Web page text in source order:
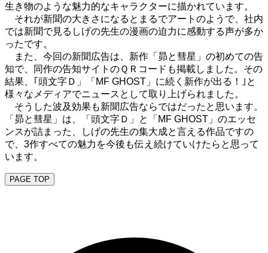
生き物のような魅力的なキャラクターに描かれています。
それが新聞の大きさになるとまるでアートのようで、社内
では新聞で見るしげの先生の漫画の迫力に感動する声が多か
ったです。
また、今回の新聞広告は、新作「昴と彗星」の初めての告
知で、同作の告知サイトのＱＲコードも掲載しました。その
結果、｢頭文字Ｄ」「 MF GHOST 」に続く新作が出る！｣と
様々なメディアでニュースとして取り上げられました。
そうした波及効果も新聞広告ならではだったと思います。
「昴と彗星」は、「頭文字Ｄ」と「 MF GHOST 」のエッセ
ンスが詰まった、しげの先生の集大成と言える作品ですの
で、 3作すべての魅力を今後も伝え続けていけたらと思って
います。
PAGE TOP